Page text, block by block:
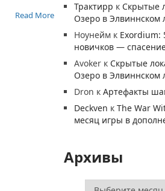
Read More
Трактирр к Скрытые
Озеро в Элвиннском
Ноунейм к Exordium:
новичков —
Avoker к Скрытые
Озеро в Элвиннском
Dron кАртефакты
Deckven кThe War
месяц игры в
Архивы
Архивы